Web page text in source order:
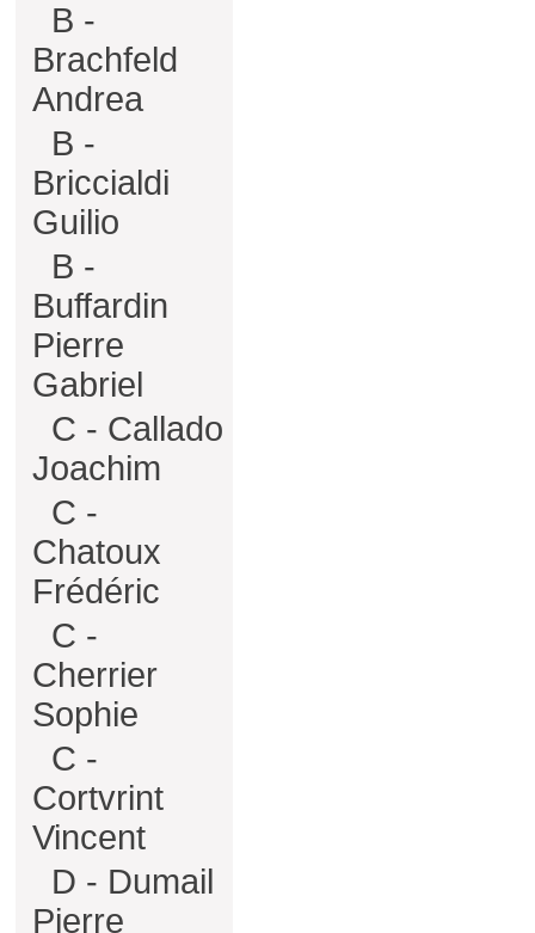
B -
Brachfeld
Andrea
B -
Briccialdi
Guilio
B -
Buffardin
Pierre
Gabriel
C - Callado
Joachim
C -
Chatoux
Frédéric
C -
Cherrier
Sophie
C -
Cortvrint
Vincent
D - Dumail
Pierre